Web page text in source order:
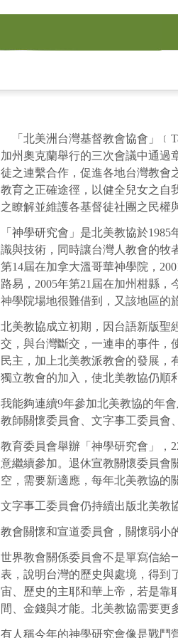
「北美洲台灣基督教會協會」
加州奧克蘭舉行的三次會議中通過
徒之連繫合作，促進各地台灣教會
教育之正確途徑，以健全兒女之自
之瞭解並維護各基督徒社團之民
「神學研究會」是北美教協於
識與技術，同時讓台灣人教會的牧
第14屆在加拿大溫哥華神學院，
路易，2005年第21屆在加州柑縣
神學院場地很難借到，又該地區
北美教協成立初期，因台語新版聖
交，與台灣斷交，一連串的事件，
民主，加上北美教派教會的發展，
獨立教會的加入，使北美教協仍
我能夠連續9年參加北美教協的年
教師關懷委員會、文字事工委員
教育委員會舉辦「神學研究會」，
意繼續參加。退休宣教關懷委員會
空，需要新適應，每年北美教協的
文字事工委員會仍持續出版北美教
教會關懷和宣道委員會，關懷弱小
世界教會關係委員會不是單寫信給
表，說明台灣的歷史與處境，得到
宙、歷史的主耶和華上帝，若是靠
間、金錢與才能。北美教協需要
有人稱今年的神學研究會像是戰鬥